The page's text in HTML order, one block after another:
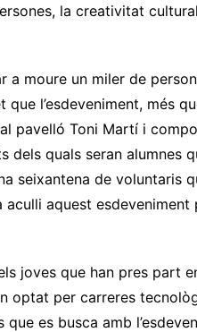
la creativitat
moure un miler de
l’esdeveniment, més
pavelló Toni Martí i
quals seran alumnes
seixantena de voluntaris
aquest esdeveniment
joves que han pres part
optat per carreres
es busca amb